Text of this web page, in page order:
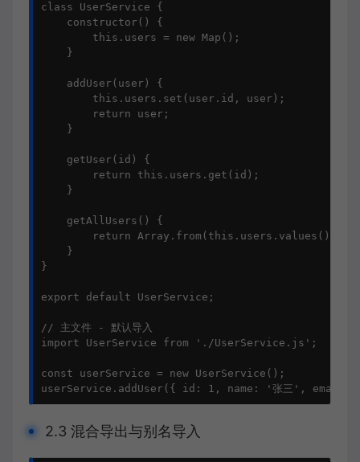
class UserService {
    constructor() {
        this.users = new Map();
    }
    addUser(user) {
        this.users.set(user.id, user);
        return user;
    }
    getUser(id) {
        return this.users.get(id);
    }
    getAllUsers() {
        return Array.from(this.users.values());
    }
}
export default UserService;
// 主文件 - 默认导入
import UserService from './UserService.js';
const userService = new UserService();
userService.addUser({ id: 1, name: '张三', email:
2.3 混合导出与别名导入